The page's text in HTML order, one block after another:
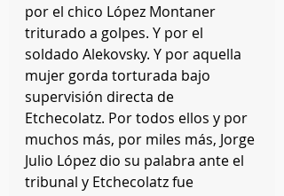
por el chico López Montaner
triturado a golpes. Y por el
soldado Alekovsky. Y por aquella
mujer gorda torturada bajo
supervisión directa de
Etchecolatz. Por todos ellos y por
muchos más, por miles más, Jorge
Julio López dio su palabra ante el
tribunal y Etchecolatz fue